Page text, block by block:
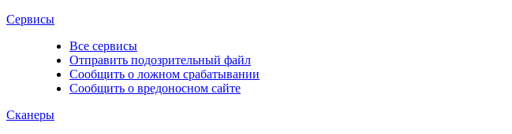
Сервисы
Все сервисы
Отправить подозрительный файл
Сообщить о ложном срабатывании
Сообщить о вредоносном сайте
Сканеры